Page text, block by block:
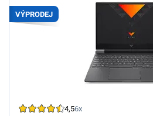
VÝPRODEJ
4,56x